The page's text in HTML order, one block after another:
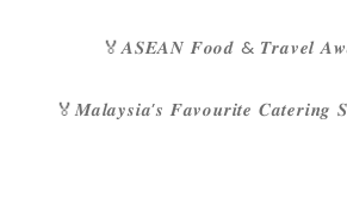
🏅𝑨𝑺𝑬𝑨𝑵 𝑭𝒐𝒐𝒅 & 𝑻𝒓𝒂𝒗𝒆𝒍
🏅𝑴𝒂𝒍𝒂𝒚𝒔𝒊𝒂’𝒔 𝑭𝒂𝒗𝒐𝒖𝒓𝒊𝒕𝒆 𝑪𝒂𝒕𝒆𝒓𝒊𝒏𝒈